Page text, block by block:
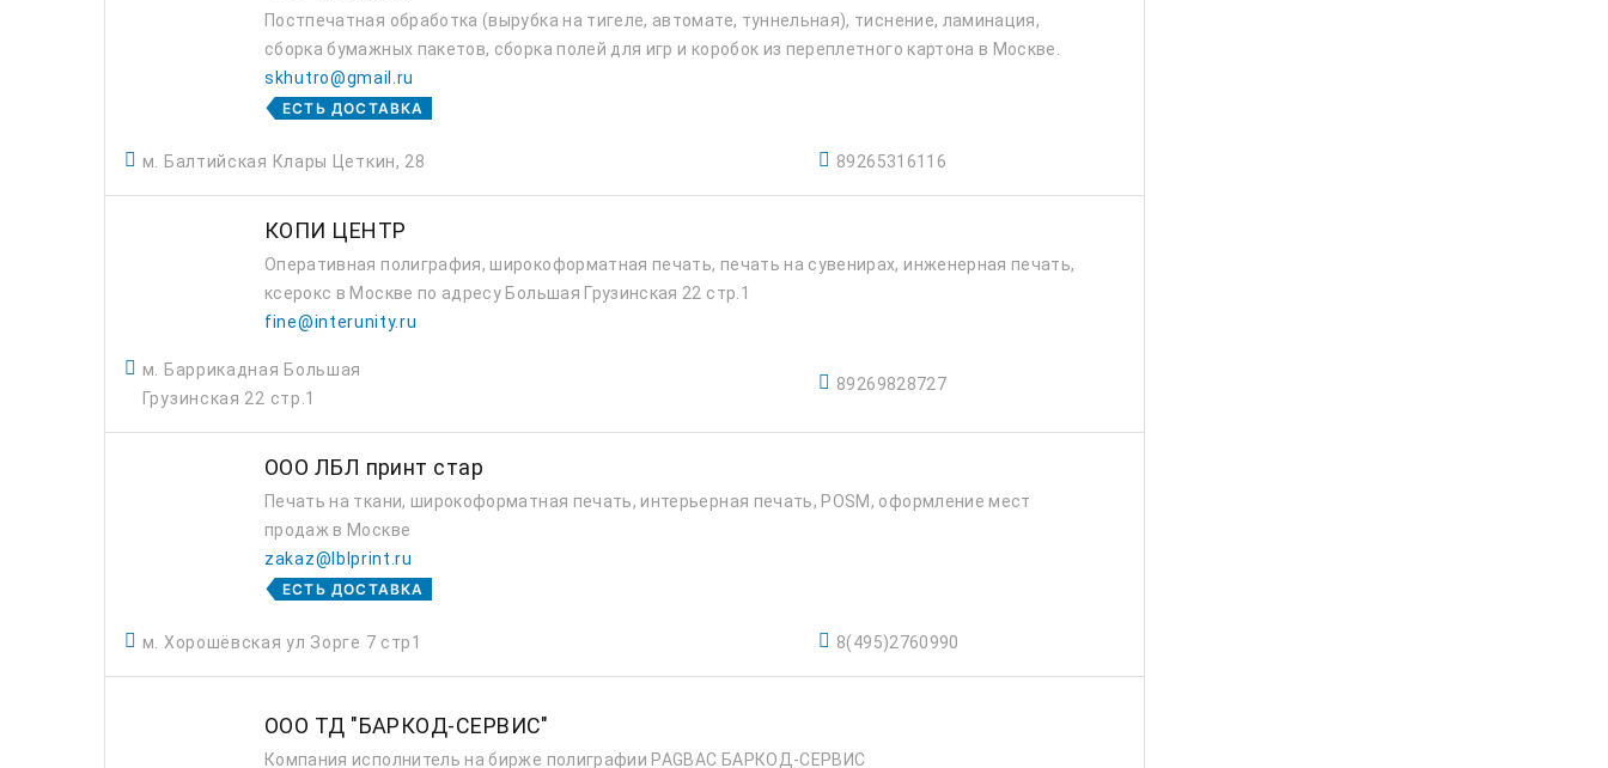
Постпечатная обработка (вырубка на тигеле, автомате, туннельная), тиснение, ламинация,
сборка бумажных пакетов, сборка полей для игр и коробок из переплетного картона в Москве.
skhutro@gmail.ru
ЕСТЬ ДОСТАВКА
м. Балтийская Клары Цеткин, 28 89265316116
КОПИ ЦЕНТР
Оперативная полиграфия, широкоформатная печать, печать на сувенирах, инженерная печать,
ксерокс в Москве по адресу Большая Грузинская 22 стр.1
fine@interunity.ru
м. Баррикадная Большая
Грузинская 22 стр.1
89269828727
ООО ЛБЛ принт стар
Печать на ткани, широкоформатная печать, интерьерная печать, POSM, оформление мест
продаж в Москве
zakaz@lblprint.ru
ЕСТЬ ДОСТАВКА
м. Хорошёвская ул Зорге 7 стр1 8(495)2760990
ООО ТД "БАРКОД-СЕРВИС"
Компания исполнитель на бирже полиграфии PAGBAC БАРКОД-СЕРВИС